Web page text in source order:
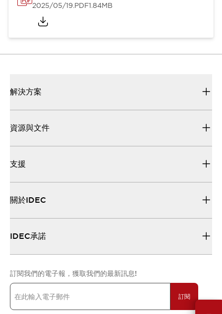
2025/05/19.PDF1.84MB
解決方案
資源與文件
支援
關於IDEC
IDEC承諾
訂閱我們的電子報，獲取我們的最新訊息!
訂閱